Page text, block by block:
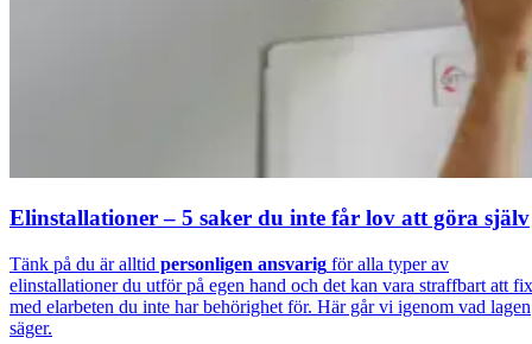
Elinstallationer – 5 saker du inte får lov att göra själv
Tänk på du är alltid personligen ansvarig för alla typer av
elinstallationer du utför på egen hand och det kan vara straffbart att
med elarbeten du inte har behörighet för. Här går vi igenom vad lagen
säger.